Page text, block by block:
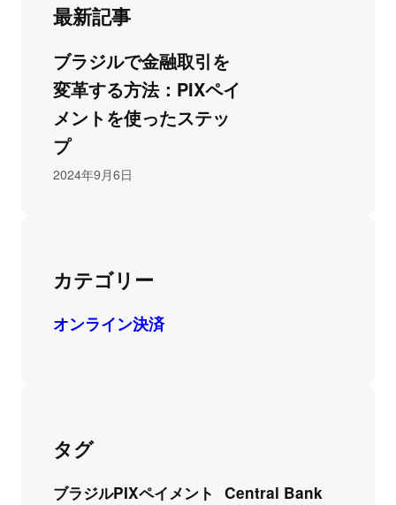
最新記事
ブラジルで金融取引を
変革する方法：PIXペイ
メントを使ったステッ
プ
2024年9月6日
カテゴリー
オンライン決済
タグ
ブラジルPIXペイメント Central Bank